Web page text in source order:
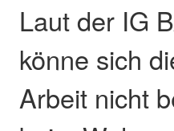
Laut der IG
könne sich
Arbeit nicht